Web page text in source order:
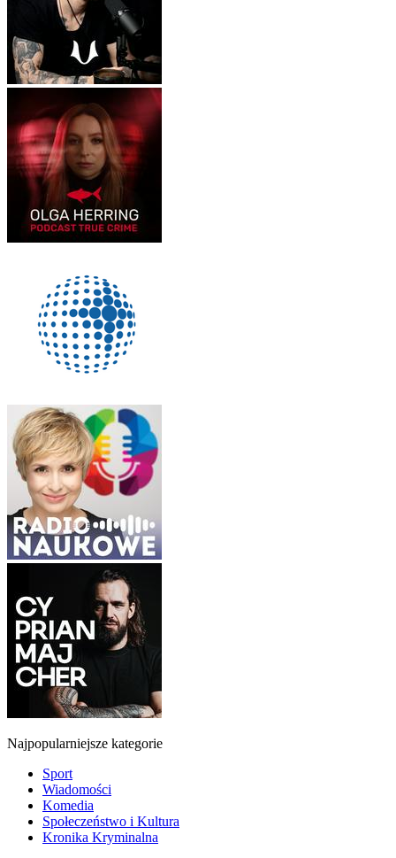
Najpopularniejsze kategorie
Sport
Wiadomości
Komedia
Społeczeństwo i Kultura
Kronika Kryminalna